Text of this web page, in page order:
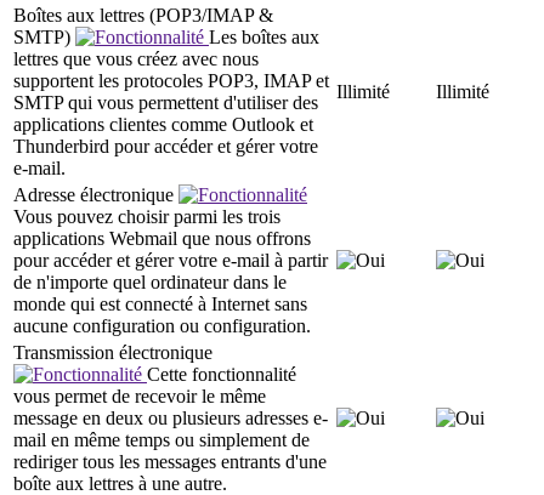
Boîtes aux lettres (POP3/IMAP &
SMTP)
Les boîtes aux
lettres que vous créez avec nous
supportent les protocoles POP3, IMAP et
SMTP qui vous permettent d'utiliser des
applications clientes comme Outlook et
Thunderbird pour accéder et gérer votre
e-mail.
Illimité Illimité
Adresse électronique
Vous pouvez choisir parmi les trois
applications Webmail que nous offrons
pour accéder et gérer votre e-mail à partir
de n'importe quel ordinateur dans le
monde qui est connecté à Internet sans
aucune configuration ou configuration.
Transmission électronique
Cette fonctionnalité
vous permet de recevoir le même
message en deux ou plusieurs adresses e-
mail en même temps ou simplement de
rediriger tous les messages entrants d'une
boîte aux lettres à une autre.